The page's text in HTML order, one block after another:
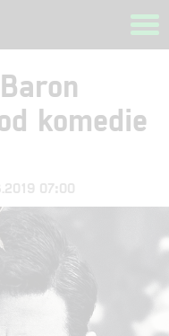
komedie
07:00